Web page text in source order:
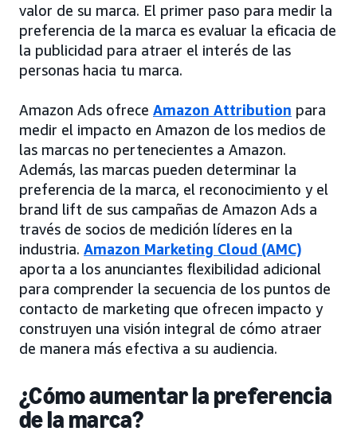
valor de su marca. El primer paso para medir la
preferencia de la marca es evaluar la eficacia de
la publicidad para atraer el interés de las
personas hacia tu marca.
Amazon Ads ofrece Amazon Attribution para
medir el impacto en Amazon de los medios de
las marcas no pertenecientes a Amazon.
Además, las marcas pueden determinar la
preferencia de la marca, el reconocimiento y el
brand lift de sus campañas de Amazon Ads a
través de socios de medición líderes en la
industria. Amazon Marketing Cloud (AMC)
aporta a los anunciantes flexibilidad adicional
para comprender la secuencia de los puntos de
contacto de marketing que ofrecen impacto y
construyen una visión integral de cómo atraer
de manera más efectiva a su audiencia.
¿Cómo aumentar la preferencia
de la marca?